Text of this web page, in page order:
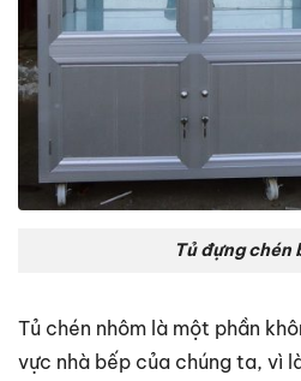
Tủ đựng chén
Tủ chén nhôm là một phần
vực nhà bếp của chúng ta, vì